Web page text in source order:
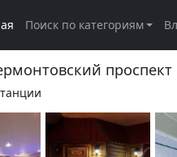
Поиск по категориям
проспект